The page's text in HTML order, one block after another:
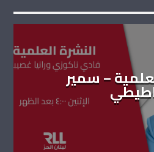
– سمير